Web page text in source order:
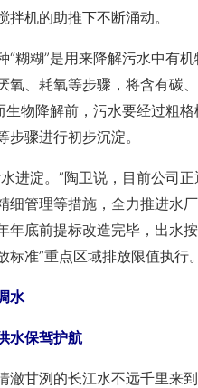
拌机的助推下不断涌动。
糊”是用来降解污水中有机
氧、耗氧等步骤，将含有碳
生物降解前，污水要经过粗
步骤进行初步沉淀。
淀。”陶卫说，目前公司正
细管理等措施，全力推进水
年底前提标改造完毕，出水
标准”重点区域排放限值执行。
水
保驾护航
甘洌的长江水不远千里来